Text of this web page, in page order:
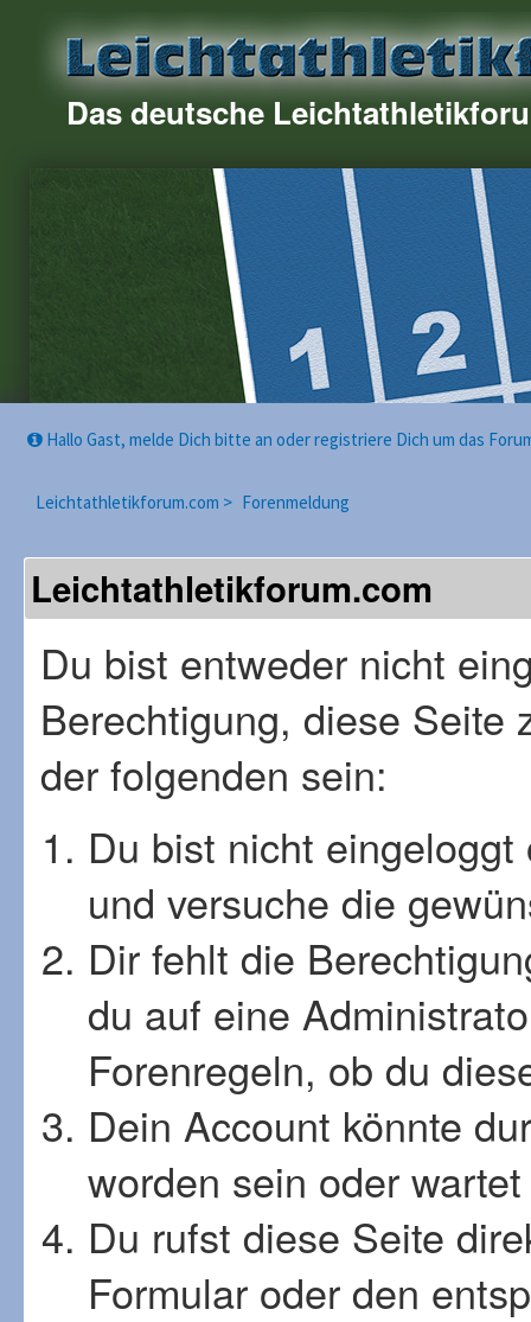
Das deutsche
Hallo Gast, melde Dich bitte an oder registriere Dich um das
Leichtathletikforum.com > Forenmeldung
Leichtathletikforum.com
Du bist entweder nicht
Berechtigung, diese Seite
der folgenden sein:
Du bist nicht
und versuche die
Dir fehlt die
du auf eine
Forenregeln, ob du
Dein Account könnte
worden sein oder
Du rufst diese Seite
Formular oder den